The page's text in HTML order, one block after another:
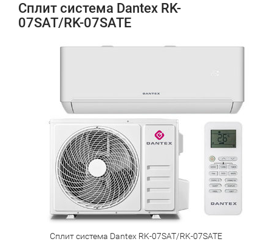
Сплит система Dantex RK-
07SAT/RK-07SATE
Сплит система Dantex RK-07SAT/RK-07SATE